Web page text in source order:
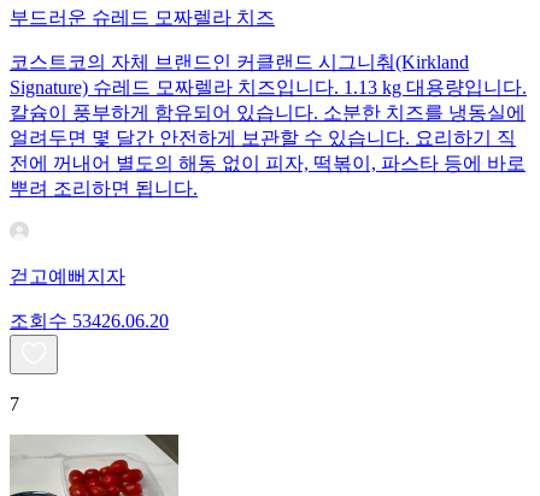
부드러운 슈레드 모짜렐라 치즈
코스트코의 자체 브랜드인 커클랜드 시그니춰(Kirkland
Signature) 슈레드 모짜렐라 치즈입니다. 1.13 kg 대용량입니다.
칼슘이 풍부하게 함유되어 있습니다. 소분한 치즈를 냉동실에
얼려두면 몇 달간 안전하게 보관할 수 있습니다. 요리하기 직
전에 꺼내어 별도의 해동 없이 피자, 떡볶이, 파스타 등에 바로
뿌려 조리하면 됩니다.
걷고예뻐지자
조회수 53426.06.20
7